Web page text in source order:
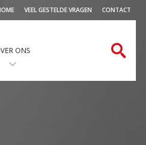
VEEL GESTELDE VRAGEN CONTACT
ONS